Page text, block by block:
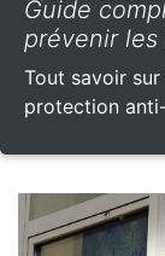
Guide
prévenir les
Tout savoir
protection